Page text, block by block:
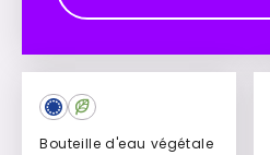
Bouteille d'eau végétale